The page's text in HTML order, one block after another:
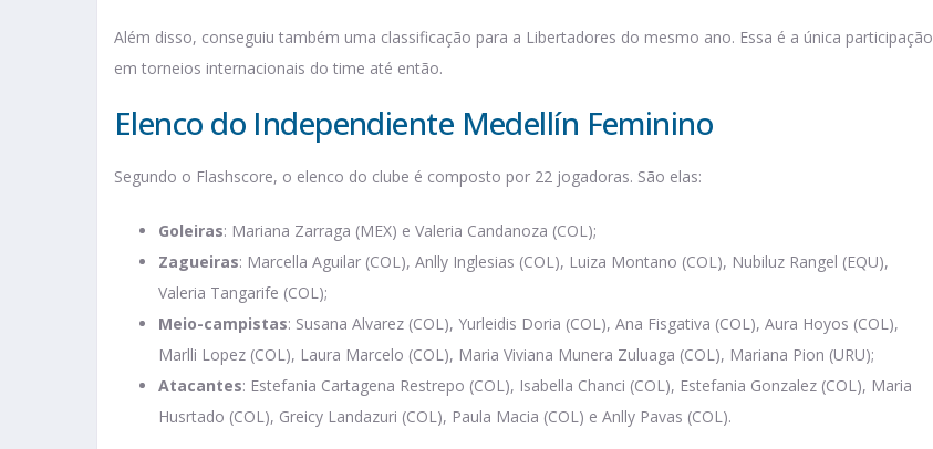
Além disso, conseguiu também uma classificação para a Libertadores do mesmo ano. Essa é a única participação
em torneios internacionais do time até então.
Elenco do Independiente Medellín Feminino
Segundo o Flashscore, o elenco do clube é composto por 22 jogadoras. São elas:
Goleiras: Mariana Zarraga (MEX) e Valeria Candanoza (COL);
Zagueiras: Marcella Aguilar (COL), Anlly Inglesias (COL), Luiza Montano (COL), Nubiluz Rangel (EQU),
Valeria Tangarife (COL);
Meio-campistas: Susana Alvarez (COL), Yurleidis Doria (COL), Ana Fisgativa (COL), Aura Hoyos (COL),
Marlli Lopez (COL), Laura Marcelo (COL), Maria Viviana Munera Zuluaga (COL), Mariana Pion (URU);
Atacantes: Estefania Cartagena Restrepo (COL), Isabella Chanci (COL), Estefania Gonzalez (COL), Maria
Husrtado (COL), Greicy Landazuri (COL), Paula Macia (COL) e Anlly Pavas (COL).